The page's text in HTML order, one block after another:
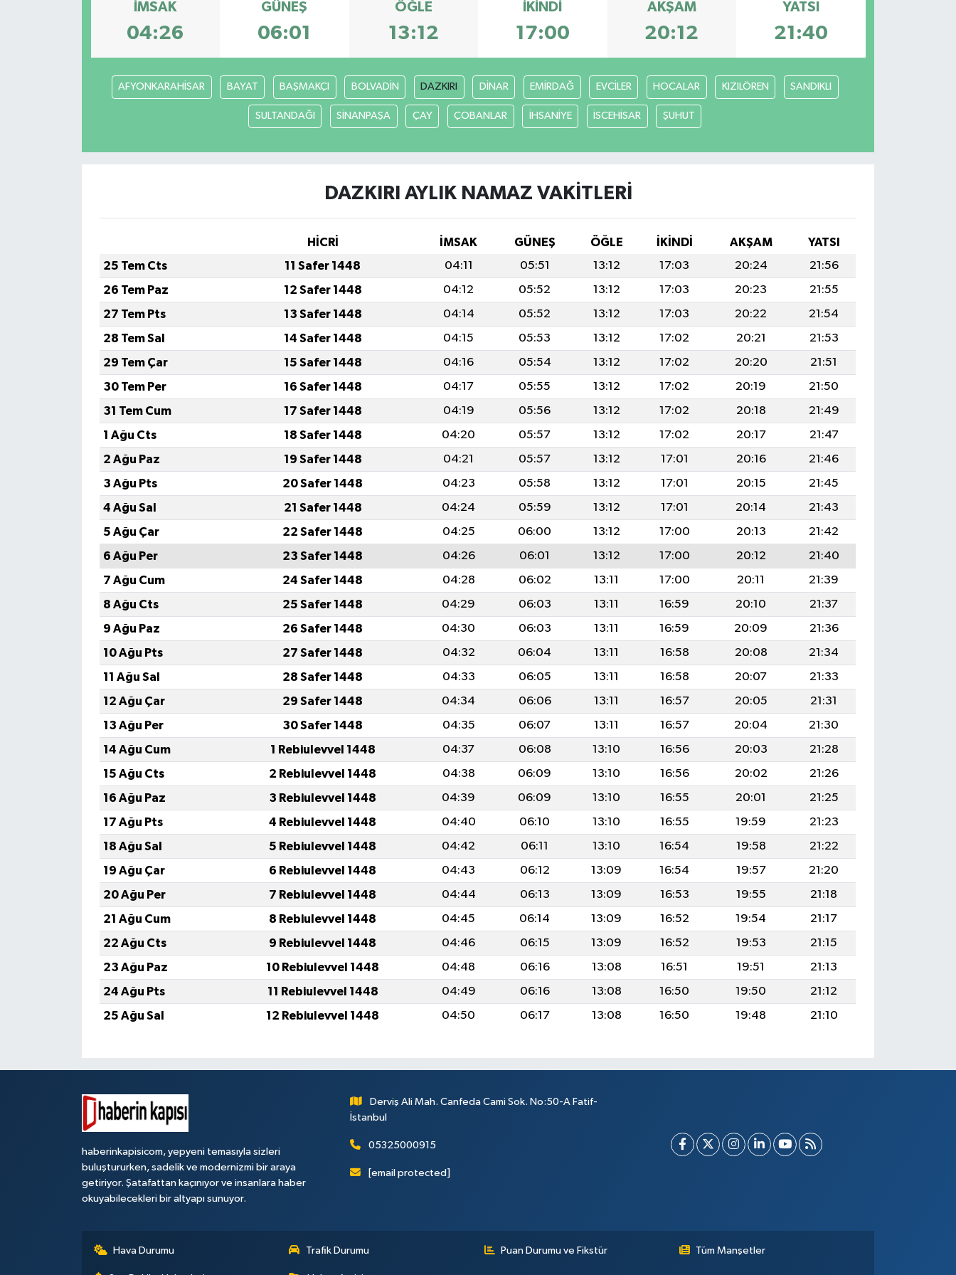
İMSAK
04:26
GÜNEŞ
06:01
ÖĞLE
13:12
İKINDI
17:00
AKŞAM
20:12
YATSI
21:40
AFYONKARAHİSAR BAYAT BAŞMAKÇI BOLVADİN DAZKIRI DİNAR EMİRDAĞ EVCİLER HOCALAR KIZILÖREN SANDIKLI
SULTANDAĞI SİNANPAŞA ÇAY ÇOBANLAR İHSANİYE İSCEHİSAR ŞUHUT
DAZKIRI AYLIK NAMAZ VAKITLERI
HİCRİ İMSAK GÜNEŞ ÖĞLE İKINDI AKŞAM
YATSI
25 Tem Cts
11 Safer 1448 04:11 05:51 13:12 17:03 20:24
21:56
26 Tem Paz
12 Safer 1448 04:12 05:52 13:12 17:03 20:23
21:55
27 Tem Pts
13 Safer 1448 04:14 05:52 13:12 17:03 20:22
21:54
28 Tem Sal
14 Safer 1448 04:15 05:53 13:12 17:02 20:21
21:53
29 Tem Çar
15 Safer 1448 04:16 05:54 13:12 17:02 20:20
21:51
30 Tem Per
16 Safer 1448 04:17 05:55 13:12 17:02 20:19
21:50
31 Tem Cum
17 Safer 1448 04:19 05:56 13:12 17:02 20:18
21:49
1 Ağu Cts
18 Safer 1448 04:20 05:57 13:12 17:02 20:17
21:47
2 Ağu Paz
19 Safer 1448 04:21 05:57 13:12 17:01 20:16
21:46
3 Ağu Pts
20 Safer 1448 04:23 05:58 13:12 17:01 20:15
21:45
4 Ağu Sal
21 Safer 1448 04:24 05:59 13:12 17:01 20:14
21:43
5 Ağu Çar
22 Safer 1448 04:25 06:00 13:12 17:00 20:13
21:42
6 Ağu Per
23 Safer 1448 04:26 06:01 13:12 17:00 20:12
21:40
7 Ağu Cum
24 Safer 1448 04:28 06:02 13:11 17:00 20:11
21:39
8 Ağu Cts
25 Safer 1448 04:29 06:03 13:11 16:59 20:10
21:37
9 Ağu Paz
26 Safer 1448 04:30 06:03 13:11 16:59 20:09
21:36
10 Ağu Pts
27 Safer 1448 04:32 06:04 13:11 16:58 20:08
21:34
11 Ağu Sal
28 Safer 1448 04:33 06:05 13:11 16:58 20:07
21:33
12 Ağu Çar
29 Safer 1448 04:34 06:06 13:11 16:57 20:05
21:31
13 Ağu Per
30 Safer 1448 04:35 06:07 13:11 16:57 20:04
21:30
14 Ağu Cum
1 Rebiulevvel 1448 04:37 06:08 13:10 16:56 20:03
21:28
15 Ağu Cts
2 Rebiulevvel 1448 04:38 06:09 13:10 16:56 20:02
21:26
16 Ağu Paz
3 Rebiulevvel 1448 04:39 06:09 13:10 16:55 20:01
21:25
17 Ağu Pts
4 Rebiulevvel 1448 04:40 06:10 13:10 16:55 19:59
21:23
18 Ağu Sal
5 Rebiulevvel 1448 04:42 06:11 13:10 16:54 19:58
21:22
19 Ağu Çar
6 Rebiulevvel 1448 04:43 06:12 13:09 16:54 19:57
21:20
20 Ağu Per
7 Rebiulevvel 1448 04:44 06:13 13:09 16:53 19:55
21:18
21 Ağu Cum
8 Rebiulevvel 1448 04:45 06:14 13:09 16:52 19:54
21:17
22 Ağu Cts
9 Rebiulevvel 1448 04:46 06:15 13:09 16:52 19:53
21:15
23 Ağu Paz
10 Rebiulevvel 1448 04:48 06:16 13:08 16:51 19:51
21:13
24 Ağu Pts
11 Rebiulevvel 1448 04:49 06:16 13:08 16:50 19:50
21:12
25 Ağu Sal
12 Rebiulevvel 1448 04:50 06:17 13:08 16:50 19:48 21:10
haberinkapisicom, yepyeni temasıyla sizleri
buluştururken, sadelik ve modernizmi bir araya
getiriyor. Şatafattan kaçınıyor ve insanlara haber
okuyabilecekleri bir altyapı sunuyor.
Derviş Ali Mah. Canfeda Cami Sok. No:50-A Fatif-
İstanbul
05325000915
[email protected]
Hava Durumu Trafik Durumu Puan Durumu ve Fikstür Tüm Manşetler